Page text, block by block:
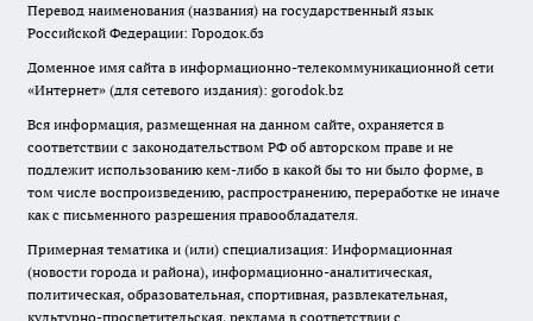
Перевод наименования (названия) на государственный язык
Российской Федерации: Городок.бз
Доменное имя сайта в информационно-телекоммуникационной сети
«Интернет» (для сетевого издания): gorodok.bz
Вся информация, размещенная на данном сайте, охраняется в
соответствии с законодательством РФ об авторском праве и не
подлежит использованию кем-либо в какой бы то ни было форме, в
том числе воспроизведению, распространению, переработке не иначе
как с письменного разрешения правообладателя.
Примерная тематика и (или) специализация: Информационная
(новости города и района), информационно-аналитическая,
политическая, образовательная, спортивная, развлекательная,
культурно-просветительская, реклама в соответствии с